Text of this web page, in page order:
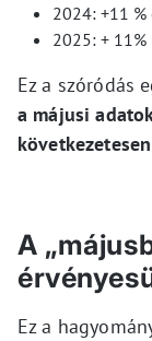
2024: +11
2025: +
Ez a szóródás
a májusi
A
Ez a